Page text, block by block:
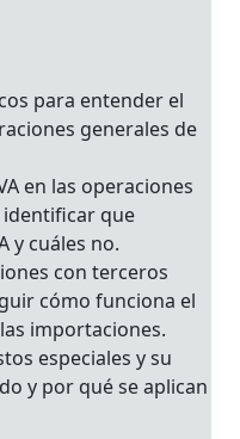
para entender el
generales de
en las operaciones
que
y cuáles no.
con terceros
cómo funciona el
importaciones.
especiales y su
y por qué se aplican